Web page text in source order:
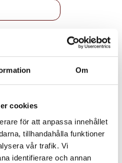
Om
cookies
för att anpassa innehållet
tillhandahålla funktioner
vår trafik. Vi
identifierare och annan